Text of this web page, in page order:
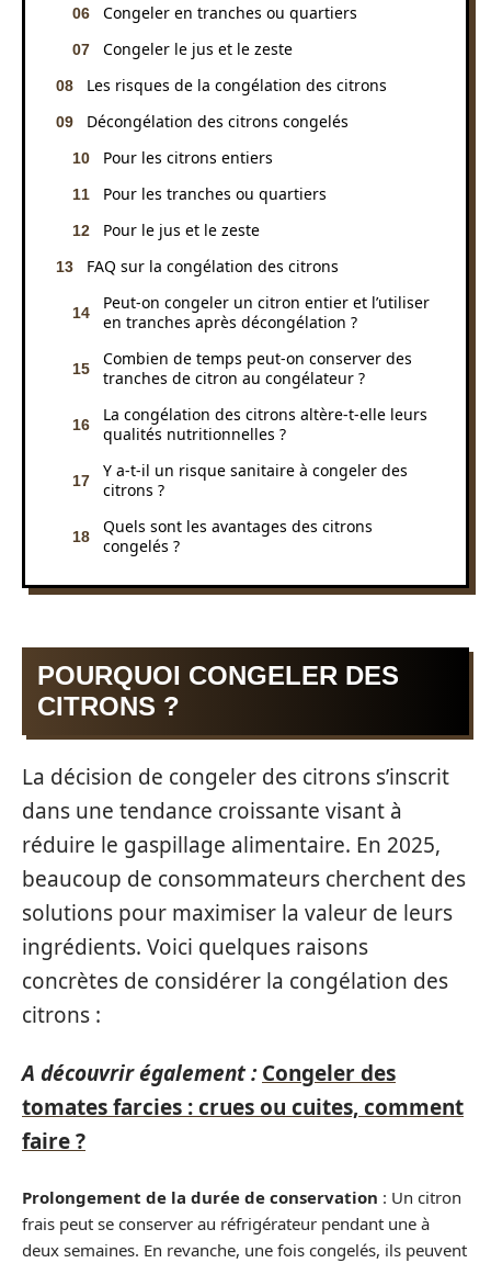
Congeler en tranches ou quartiers
Congeler le jus et le zeste
Les risques de la congélation des citrons
Décongélation des citrons congelés
Pour les citrons entiers
Pour les tranches ou quartiers
Pour le jus et le zeste
FAQ sur la congélation des citrons
Peut-on congeler un citron entier et l’utiliser
en tranches après décongélation ?
Combien de temps peut-on conserver des
tranches de citron au congélateur ?
La congélation des citrons altère-t-elle leurs
qualités nutritionnelles ?
Y a-t-il un risque sanitaire à congeler des
citrons ?
Quels sont les avantages des citrons
congelés ?
POURQUOI CONGELER DES
CITRONS ?
La décision de congeler des citrons s’inscrit
dans une tendance croissante visant à
réduire le gaspillage alimentaire. En 2025,
beaucoup de consommateurs cherchent des
solutions pour maximiser la valeur de leurs
ingrédients. Voici quelques raisons
concrètes de considérer la congélation des
citrons :
A découvrir également : Congeler des
tomates farcies : crues ou cuites, comment
faire ?
Prolongement de la durée de conservation : Un citron
frais peut se conserver au réfrigérateur pendant une à
deux semaines. En revanche, une fois congelés, ils peuvent